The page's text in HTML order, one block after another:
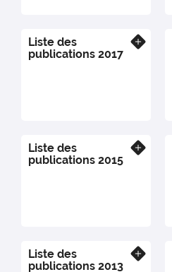
Liste des
publications 2017
Liste des
publications 2015
Liste des
publications 2013